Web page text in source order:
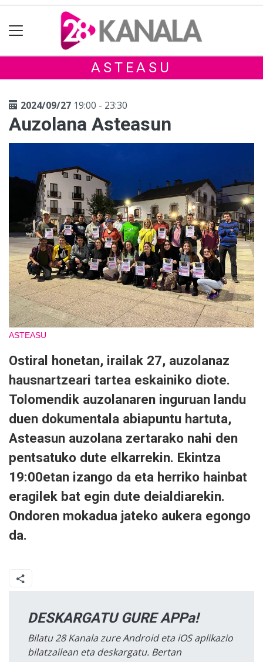
ASTEASU
2024/09/27 19:00 - 23:30
Auzolana Asteasun
ASTEASU
Ostiral honetan, irailak 27, auzolanaz
hausnartzeari tartea eskainiko diote.
Tolomendik auzolanaren inguruan landu
duen dokumentala abiapuntu hartuta,
Asteasun auzolana zertarako nahi den
pentsatuko dute elkarrekin. Ekintza
19:00etan izango da eta herriko hainbat
eragilek bat egin dute deialdiarekin.
Ondoren mokadua jateko aukera egongo
da.
DESKARGATU GURE APPa!
Bilatu 28 Kanala zure Android eta iOS aplikazio
bilatzailean eta deskargatu. Bertan